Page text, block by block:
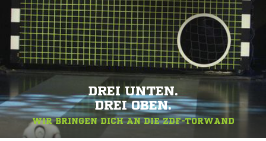
DREI UNTEN.
DREI OBEN.
WIR BRINGEN DICH AN DIE ZDF-TORWAND